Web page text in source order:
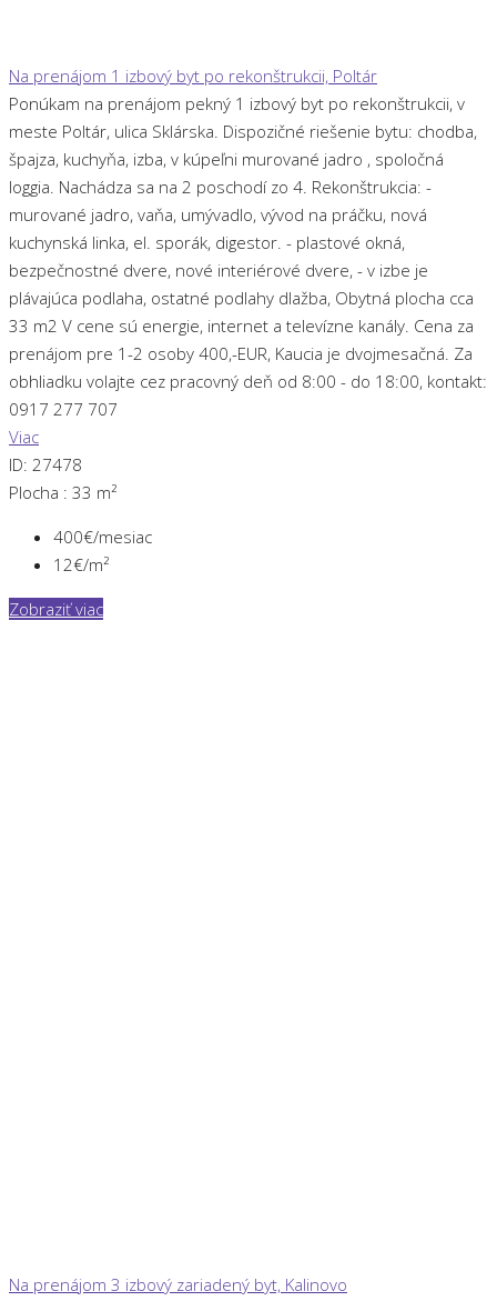
Na prenájom 1 izbový byt po rekonštrukcii, Poltár
Ponúkam na prenájom pekný 1 izbový byt po rekonštrukcii, v
meste Poltár, ulica Sklárska. Dispozičné riešenie bytu: chodba,
špajza, kuchyňa, izba, v kúpeľni murované jadro , spoločná
loggia. Nachádza sa na 2 poschodí zo 4. Rekonštrukcia: -
murované jadro, vaňa, umývadlo, vývod na práčku, nová
kuchynská linka, el. sporák, digestor. - plastové okná,
bezpečnostné dvere, nové interiérové dvere, - v izbe je
plávajúca podlaha, ostatné podlahy dlažba, Obytná plocha cca
33 m2 V cene sú energie, internet a televízne kanály. Cena za
prenájom pre 1-2 osoby 400,-EUR, Kaucia je dvojmesačná. Za
obhliadku volajte cez pracovný deň od 8:00 - do 18:00, kontakt:
0917 277 707
Viac
ID: 27478
Plocha : 33 m²
400€/mesiac
12€/m²
Zobraziť viac
Na prenájom 3 izbový zariadený byt, Kalinovo